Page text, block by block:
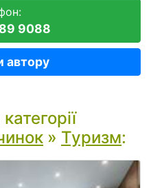
9088
автору
» Туризм: